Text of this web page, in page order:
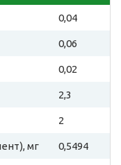
0,04
0,06
0,02
2,3
2
мг 0,5494